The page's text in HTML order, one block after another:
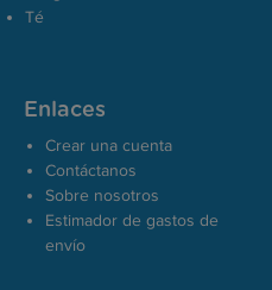
Té
Enlaces
Crear una cuenta
Contáctanos
Sobre nosotros
Estimador de gastos de
envío